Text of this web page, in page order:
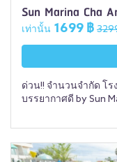
Sun Marina Cha
เท่านั้น 1699 ฿
ด่วน!! จำนวนจำกัด โ
บรรยากาศดี by Sun